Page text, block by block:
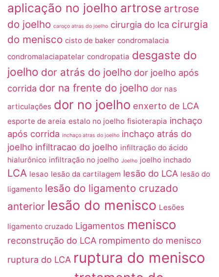
aplicação no joelho artrose artrose
do joelho caroço atras do joelho cirurgia do lca cirurgia
do menisco cisto de baker condromalacia
condromalaciapatelar condropatia desgaste do
joelho dor atrás do joelho dor joelho após
corrida dor na frente do joelho dor nas
articulações dor no joelho enxerto de LCA
esporte de areia estalo no joelho fisioterapia inchaço
após corrida inchaço atras do joelho inchaço atrás do
joelho infiltracao do joelho infiltração do ácido
hialurônico infiltração no joelho Joelho joelho inchado
LCA lesao lesão da cartilagem lesão do LCA lesão do
ligamento lesão do ligamento cruzado
anterior lesão do menisco Lesões
ligamento cruzado Ligamentos menisco
reconstrução do LCA rompimento do menisco
ruptura do LCA ruptura do menisco